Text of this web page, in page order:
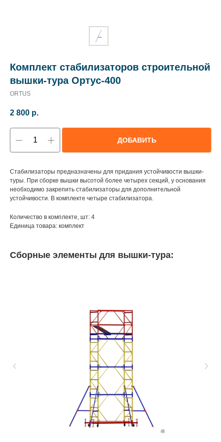
Комплект стабилизаторов строительной
вышки-тура Ортус-400
ORTUS
2 800 р.
ДОБАВИТЬ
Стабилизаторы предназначены для придания устойчивости вышки-
туры. При сборке вышки высотой более четырех секций, у основания
необходимо закрепить стабилизаторы для дополнительной
устойчивости. В комплекте четыре стабилизатора.
Количество в комплекте, шт: 4
Единица товара: комплект
Сборные элементы для вышки-тура: